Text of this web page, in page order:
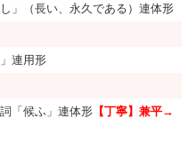
」（長い、永久である）連体形
連用形
「候ふ」連体形 【丁寧】兼平→